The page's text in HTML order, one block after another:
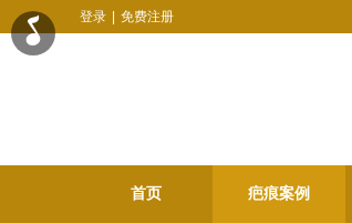
登录 免费注册
首页 疤痕案例